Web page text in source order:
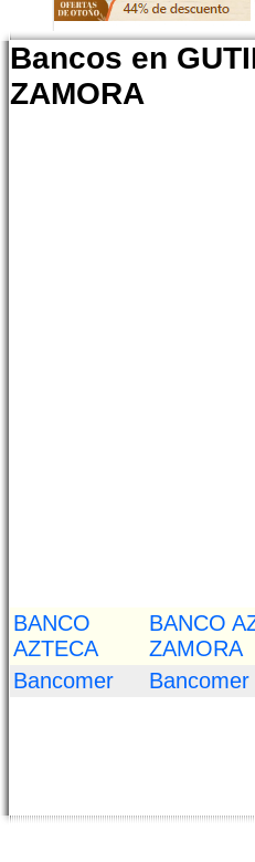
Bancos en
ZAMORA
BANCO
AZTECA
BANCO
ZAMORA
Bancomer